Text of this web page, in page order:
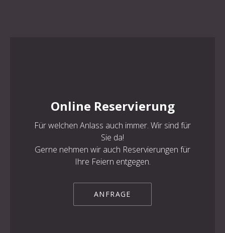
Online Reservierung
Für welchen Anlass auch immer. Wir sind für
Sie da!
Gerne nehmen wir auch Reservierungen für
Ihre Feiern entgegen.
ANFRAGE